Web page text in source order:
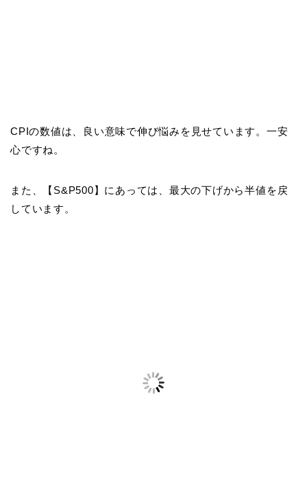
CPIの数値は、良い意味で伸び悩みを見せています。一安
心ですね。
また、【S&P500】にあっては、最大の下げから半値を戻
しています。